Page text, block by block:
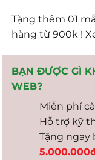
Tặng thêm 01
hàng từ 900k !
BẠN ĐƯỢC GÌ
WEB?
Miễn phí
Hỗ trợ kỹ
Tặng ngay